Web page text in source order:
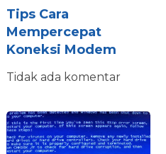
Tips Cara
Mempercepat
Koneksi Modem
Tidak ada komentar